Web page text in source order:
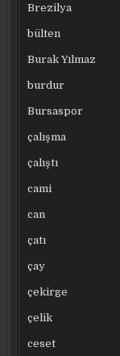
Brezilya
bülten
Burak Yılmaz
burdur
Bursaspor
çalışma
çalıştı
cami
can
çatı
çay
çekirge
çelik
ceset